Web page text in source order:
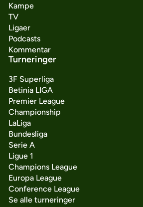
Kampe
TV
Ligaer
Podcasts
Kommentar
Turneringer
3F Superliga
Betinia LIGA
Premier League
Championship
LaLiga
Bundesliga
Serie A
Ligue 1
Champions League
Europa League
Conference League
Se alle turneringer